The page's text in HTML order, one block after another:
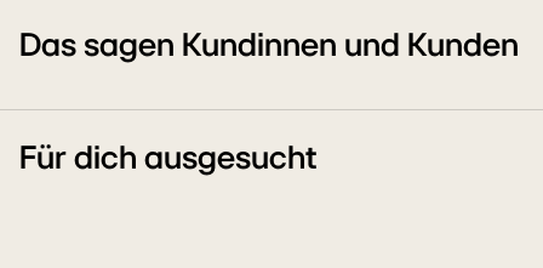
Das sagen Kundinnen und Kunden
Für dich ausgesucht